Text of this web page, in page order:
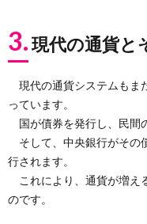
3.現代の通貨と
現代の通貨システムもま
っています。
国が債券を発行し、民間
そして、中央銀行がその
行されます。
これにより、通貨が増え
のです。